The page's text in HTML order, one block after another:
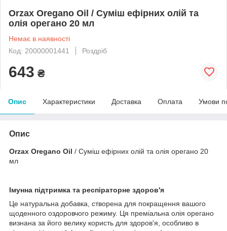
Orzax Oregano Oil / Суміш ефірних олій та
олія орегано 20 мл
Немає в наявності
Код: 20000001441
Роздріб
643 ₴
Опис Характеристики Доставка Оплата Умови
Опис
Orzax Oregano Oil / Суміш ефірних олій та олія орегано 20
мл
Імунна підтримка та респіраторне здоров'я
Це натуральна добавка, створена для покращення вашого
щоденного оздоровчого режиму. Ця преміальна олія орегано
визнана за його велику користь для здоров'я, особливо в